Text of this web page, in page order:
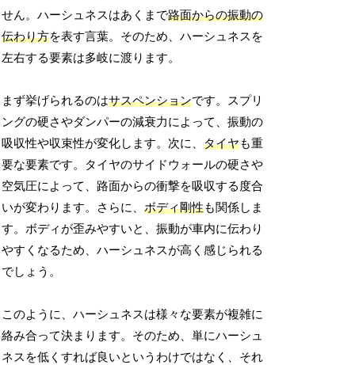
せん。ハーシュネスはあくまで路面からの振動の
伝わり方を表す言葉。そのため、ハーシュネスを
左右する要素は多岐に渡ります。
まず挙げられるのはサスペンションです。スプリ
ングの硬さやダンパーの減衰力によって、振動の
吸収性や収束性が変化します。次に、タイヤも重
要な要素です。タイヤのサイドウォールの硬さや
空気圧によって、路面からの衝撃を吸収する度合
いが変わります。さらに、ボディ剛性も関係しま
す。ボディが歪みやすいと、振動が車内に伝わり
やすくなるため、ハーシュネスが高く感じられる
でしょう。
このように、ハーシュネスは様々な要素が複雑に
絡み合って決まります。そのため、単にハーシュ
ネスを低くすれば良いというわけではなく、それ